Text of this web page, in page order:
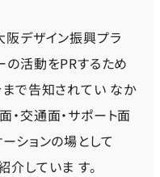
阪デザイン振興プラ
の活動をPRするため
まで告知されてい なか
交通面・サポート面
ションの場として
していま す。